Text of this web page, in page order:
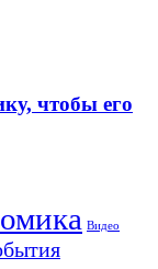
чтобы его
Видео